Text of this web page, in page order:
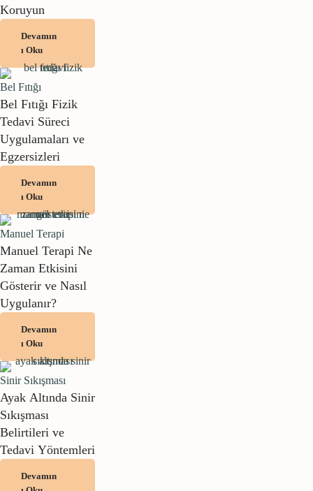
Koruyun
Devamın
ı Oku
Bel Fıtığı
Bel Fıtığı Fizik
Tedavi Süreci
Uygulamaları ve
Egzersizleri
Devamın
ı Oku
Manuel Terapi
Manuel Terapi Ne
Zaman Etkisini
Gösterir ve Nasıl
Uygulanır?
Devamın
ı Oku
Sinir Sıkışması
Ayak Altında Sinir
Sıkışması
Belirtileri ve
Tedavi Yöntemleri
Devamın